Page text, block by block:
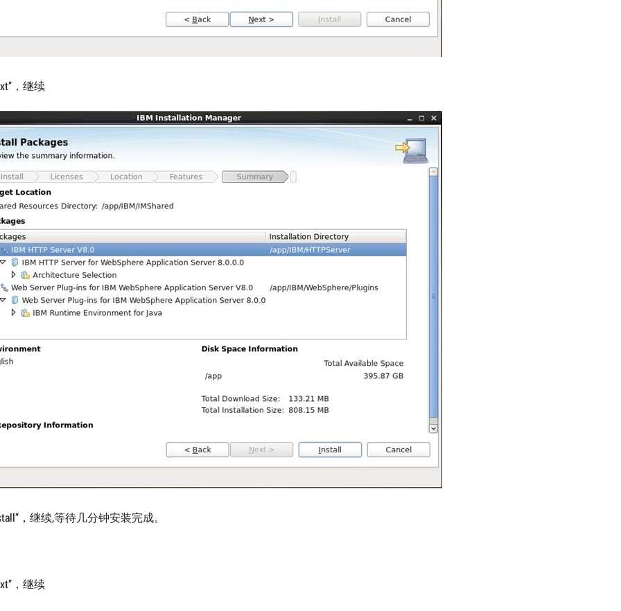
，继续
，继续,等待几分钟安装完成。
，继续